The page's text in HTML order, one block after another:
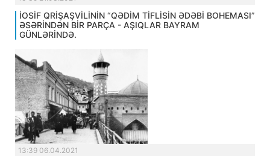
İOSİF QRİŞAŞVİLİNİN “QƏDİM TİFLİSİN ƏDƏBİ BOHEMASI”
ƏSƏRİNDƏN BİR PARÇA - AŞIQLAR BAYRAM
GÜNLƏRİNDƏ.
13:39 06.04.2021